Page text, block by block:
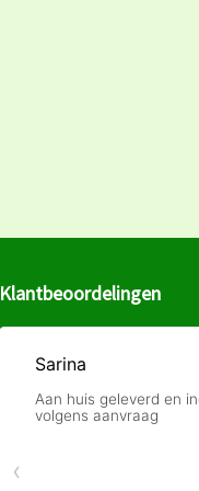
Klantbeoordelingen